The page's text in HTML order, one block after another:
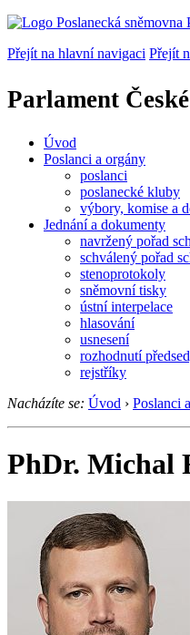
Přejít na hlavní navigaci Přejít
Parlament
Úvod
Poslanci a orgány
poslanci
poslanecké kluby
výbory, komise a
Jednání a dokumenty
navržený pořad
schválený pořad
stenoprotokoly
sněmovní tisky
ústní interpelace
hlasování
usnesení
rozhodnutí
rejstříky
Nacházíte se: Úvod › Poslanci
PhDr. Michal